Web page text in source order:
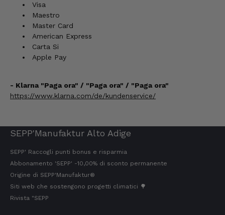
Visa
Maestro
Master Card
American Express
Carta Si
Apple Pay
- Klarna "Paga ora" / "Paga ora" / "Paga ora"
https://www.klarna.com/de/kundenservice/
SEPP'Manufaktur Alto Adige
SEPP' Raccogli punti bonus e risparmia
Abbonamento 'SEPP' -10,00% di sconto permanente
Origine di SEPP'Manufaktur®
Siti web che sostengono progetti climatici 🌳
Rivista "SEPP
Cliente verificato
Il prosciutto era compatto e saporito, dal
Josef
ordinati altri.
Norbert
Cliente verificato